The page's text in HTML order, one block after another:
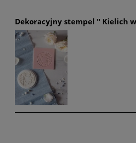
Dekoracyjny stempel " Kielich